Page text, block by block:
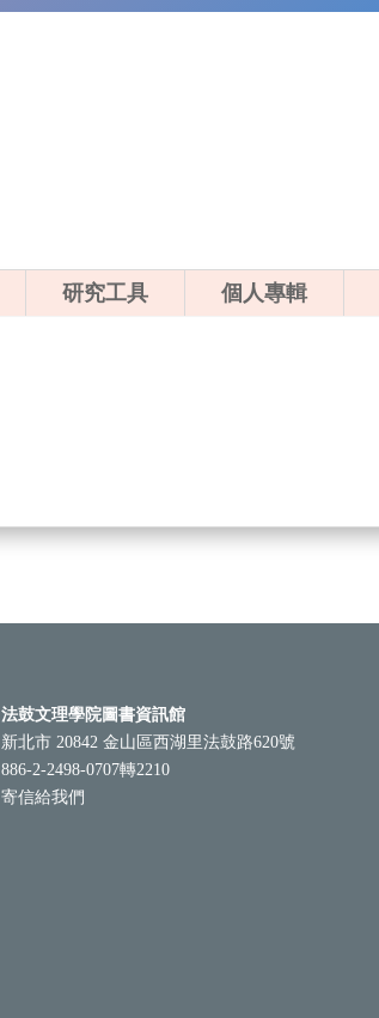
研究工具 個人專輯
法鼓文理學院圖書資訊館
新北市 20842 金山區西湖里法鼓路620號
886-2-2498-0707轉2210
寄信給我們